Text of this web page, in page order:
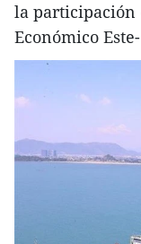
la participación
Económico